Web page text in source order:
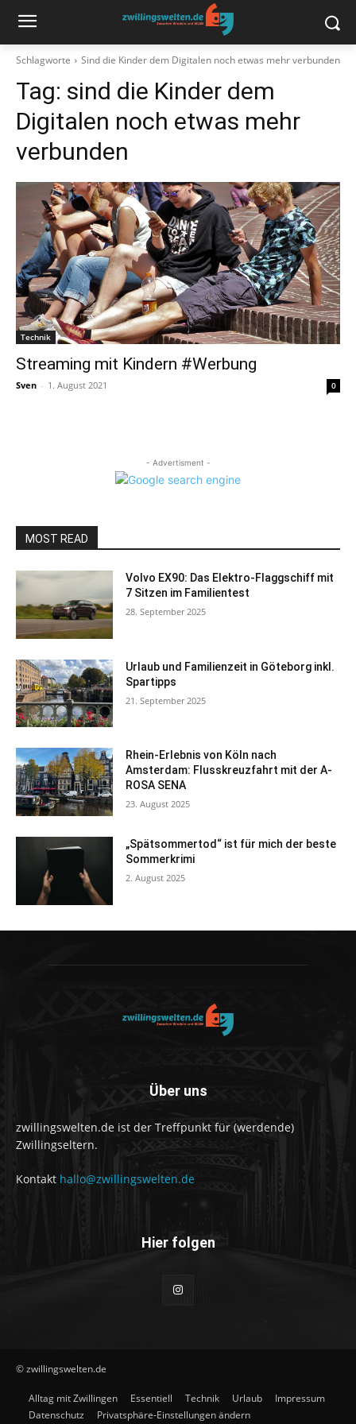
Schlagworte Sind die Kinder dem Digitalen noch etwas mehr verbunden
Tag: sind die Kinder dem
Digitalen noch etwas mehr
verbunden
Technik
Streaming mit Kindern #Werbung
Sven - 1. August 2021 0
- Advertisment -
MOST READ
Volvo EX90: Das Elektro-Flaggschiff mit
7 Sitzen im Familientest
28. September 2025
Urlaub und Familienzeit in Göteborg inkl.
Spartipps
21. September 2025
Rhein-Erlebnis von Köln nach
Amsterdam: Flusskreuzfahrt mit der A-
ROSA SENA
23. August 2025
„Spätsommertod“ ist für mich der beste
Sommerkrimi
2. August 2025
Über uns
zwillingswelten.de ist der Treffpunkt für (werdende)
Zwillingseltern.
Kontakt hallo@zwillingswelten.de
Hier folgen
© zwillingswelten.de
Alltag mit Zwillingen Essentiell Technik Urlaub
Impressum
Datenschutz
Privatsphäre-Einstellungen ändern